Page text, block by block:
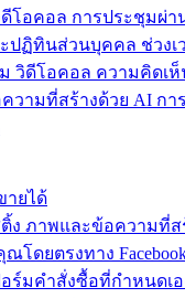
โอคอล การประชุมผ่
ฏิทินส่วนบุคคล ช่วงเ
วิดีโอคอล ความคิดเ
วามที่สร้างด้วย AI ก
ายได้
ง ภาพและข้อความที่ส
ยตรงทาง Facebook,
ร์มคำสั่งซื้อที่กำหนดเ